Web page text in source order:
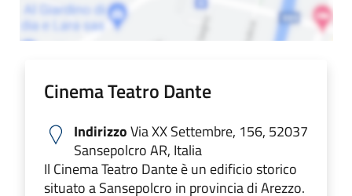
Cinema Teatro Dante
IndirizzoVia XX Settembre, 156, 52037
Sansepolcro AR, Italia
Il Cinema Teatro Dante è un edificio storico
situato a Sansepolcro in provincia di Arezzo.